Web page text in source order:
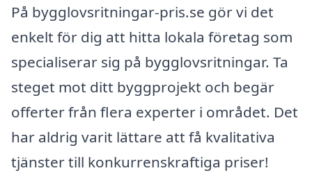
På bygglovsritningar-pris.se gör vi det
enkelt för dig att hitta lokala företag som
specialiserar sig på bygglovsritningar. Ta
steget mot ditt byggprojekt och begär
offerter från flera experter i området. Det
har aldrig varit lättare att få kvalitativa
tjänster till konkurrenskraftiga priser!